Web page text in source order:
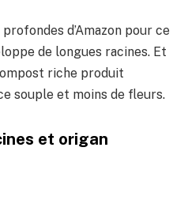
d’Amazon pour ce
de longues racines. Et
riche produit
souple et moins de fleurs.
et origan